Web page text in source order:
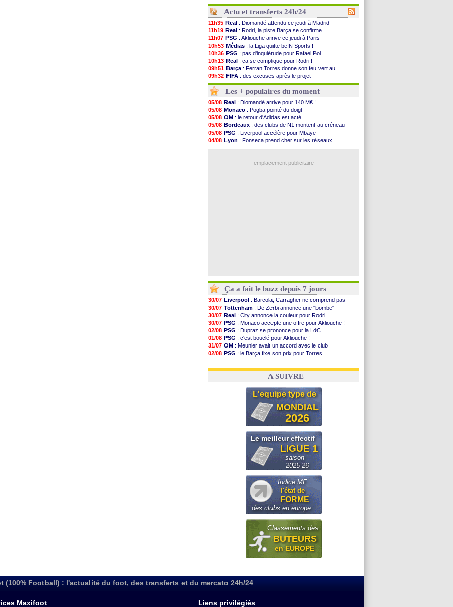
Actu et transferts 24h/24
11h35 Real : Diomandé attendu ce jeudi à Madrid
11h19 Real : Rodri, la piste Barça se confirme
11h07 PSG : Akliouche arrive ce jeudi à Paris
10h53 Médias : la Liga quitte beIN Sports !
10h36 PSG : pas d'inquiétude pour Rafael Pol
10h13 Real : ça se complique pour Rodri !
09h51 Barça : Ferran Torres donne son feu vert au ...
09h32 FIFA : des excuses après le projet
09h11 Abha: c'est fait pour Fekir (officiel)
08h57
Real : réponse imminente de Vinicius
08h39 Arsenal: Nørgaard transféré à Everton (off.)
08h22
Al-Ahli: Deschamps a discuté !
00h06
PSG: Luis Enrique satisfait malgré tout
05/08 Monaco: Pogba pointé du doigt
05/08 Rennes: Zabiri n'est pas fan de la L1
05/08 Rennes: une offre de Fulham pour Aït Boudlal
05/08 VIDEO: Thomasson et Cresswell réconciliés
: Arsenal s'incline face au Real Betis
Les + populaires du moment
05/08 Real : Diomandé arrive pour 140 M€ !
05/08 Monaco : Pogba pointé du doigt
05/08 OM : le retour d'Adidas est acté
05/08 Bordeaux : des clubs de N1 montent au créneau
05/08 PSG : Liverpool accélère pour Mbaye
04/08 Lyon : Fonseca prend cher sur les réseaux
emplacement publicitaire
Ça a fait le buzz depuis 7 jours
30/07 Liverpool : Barcola, Carragher ne comprend pas
30/07 Tottenham : De Zerbi annonce une "bombe"
30/07 Real : City annonce la couleur pour Rodri
30/07 PSG : Monaco accepte une offre pour Akliouche !
02/08 PSG : Dupraz se prononce pour la LdC
01/08 PSG : c'est bouclé pour Akliouche !
31/07 OM : Meunier avait un accord avec le club
02/08 PSG : le Barça fixe son prix pour Torres
03/08 FIFA: Infantino sollicite Trump
A SUIVRE
L'equipe type de
MONDIAL
2026
Le meilleur effectif
LIGUE 1
saison
2025-26
Indice MF :
l'état de
FORME
des clubs en europe
Classements des
BUTEURS
en EUROPE
(100% Football) : l'actualité du foot, des transferts et du mercato 24h/24
Maxifoot Liens privilégiés